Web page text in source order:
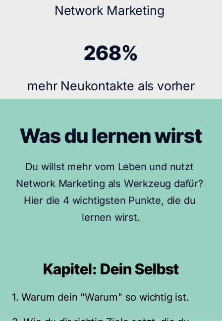
Network Marketing
268%
mehr Neukontakte als vorher
Was du lernen wirst
Du willst mehr vom Leben und nutzt
Network Marketing als Werkzeug dafür?
Hier die 4 wichtigsten Punkte, die du
lernen wirst.
Kapitel: Dein Selbst
1. Warum dein "Warum" so wichtig ist.